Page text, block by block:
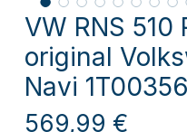
VW RNS 510
original
Navi
569,99 €